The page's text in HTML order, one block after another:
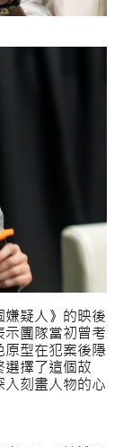
嫌疑人》的映後
示團隊當初曾考
原型在犯案後隱
選擇了這個故
入刻畫人物的心